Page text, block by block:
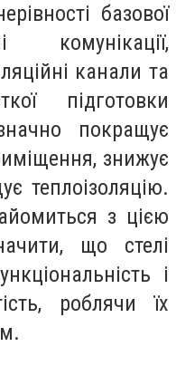
базової
комунікації,
канали та
підготовки
покращує
знижує
теплоізоляцію.
з цією
що стелі
і
роблячи їх